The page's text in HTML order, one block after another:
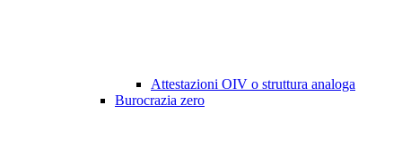
Attestazioni OIV o struttura analoga
Burocrazia zero